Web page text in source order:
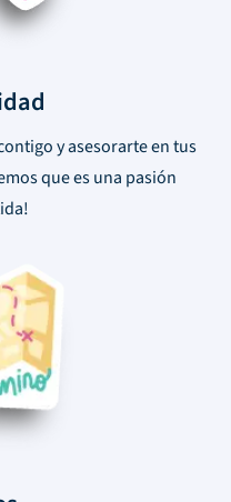
y asesorarte en tus
que es una pasión